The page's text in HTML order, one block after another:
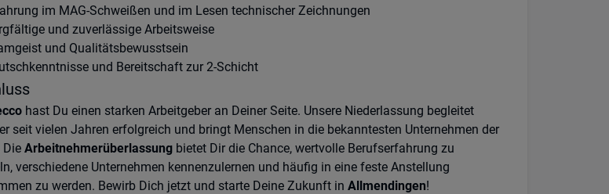
im MAG-Schweißen und im Lesen technischer Zeichnungen
und zuverlässige Arbeitsweise
und Qualitätsbewusstsein
und Bereitschaft zur 2-Schicht
hast Du einen starken Arbeitgeber an Deiner Seite. Unsere Niederlassung begleitet
seit vielen Jahren erfolgreich und bringt Menschen in die bekanntesten Unternehmen der
Die Arbeitnehmerüberlassungbietet Dir die Chance, wertvolle Berufserfahrung zu
verschiedene Unternehmen kennenzulernen und häufig in eine feste Anstellung
zu werden. Bewirb Dich jetzt und starte Deine Zukunft in Allmendingen!